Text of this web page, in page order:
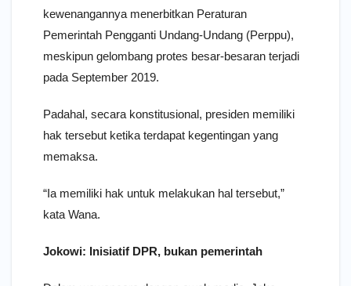
kewenangannya menerbitkan Peraturan
Pemerintah Pengganti Undang-Undang (Perppu),
meskipun gelombang protes besar-besaran terjadi
pada September 2019.
Padahal, secara konstitusional, presiden memiliki
hak tersebut ketika terdapat kegentingan yang
memaksa.
“Ia memiliki hak untuk melakukan hal tersebut,”
kata Wana.
Jokowi: Inisiatif DPR, bukan pemerintah